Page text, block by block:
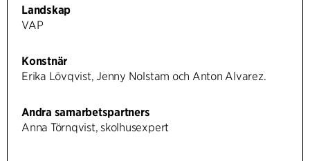
Landskap
VAP
Konstnär
Erika Lövqvist, Jenny Nolstam och Anton Alvarez.
Andra samarbetspartners
Anna Törnqvist, skolhusexpert